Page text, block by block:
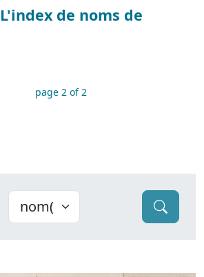
L'index de noms de
page 2 of 2